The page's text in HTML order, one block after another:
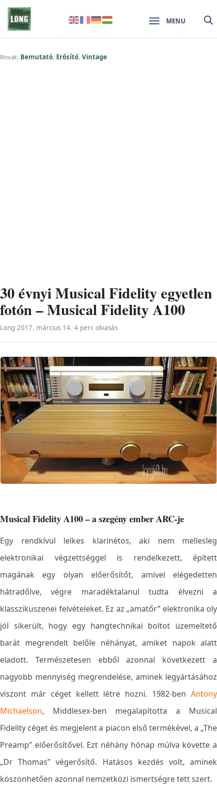
MENU
Rovat: Bemutató, Erősítő, Vintage
30 évnyi Musical Fidelity egyetlen
fotón – Musical Fidelity A100
Long·2017. március 14.·4 perc olvasás
Musical Fidelity A100 – a szegény ember ARC-je
Egy rendkívül lelkes klarinétos, aki nem mellesleg
elektronikai végzettséggel is rendelkezett, épített
magának egy olyan előerősítőt, amivel elégedetten
hátradőlve, végre maradéktalanul tudta élvezni a
klasszikuszenei felvételeket. Ez az „amatőr” elektronika oly
jól sikerült, hogy egy hangtechnikai boltot üzemeltető
barát megrendelt belőle néhányat, amiket napok alatt
eladott. Természetesen ebből azonnal következett a
nagyobb mennyiség megrendelése, aminek legyártásához
viszont már céget kellett létre hozni. 1982-benAntony
Michaelson, Middlesex-ben megalapította a Musical
Fidelity céget és megjelent a piacon első termékével, a „The
Preamp” előerősítővel. Ezt néhány hónap múlva követte a
„Dr Thomas” végerősítő. Hatásos kezdés volt, aminek
köszönhetően azonnal nemzetközi ismertségre tett szert.